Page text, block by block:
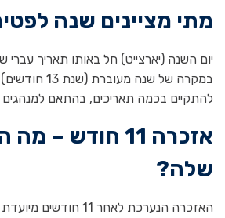
מתי מציינים שנה
יום השנה (יארצייט) חל באותו תאריך
במקרה של שנה
להתקיים בכמה תאריכים, בהתאם למנהגים
אזכרה 11 חודש –
שלה?
האזכרה הנערכת לאחר 11